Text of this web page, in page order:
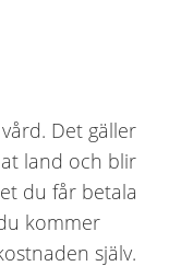
Det gäller
land och blir
du får betala
kommer
själv.